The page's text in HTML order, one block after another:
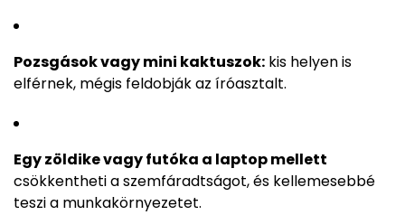
Pozsgások vagy mini kaktuszok: kis helyen is
elférnek, mégis feldobják az íróasztalt.
Egy zöldike vagy futóka a laptop mellett
csökkentheti a szemfáradtságot, és kellemesebbé
teszi a munkakörnyezetet.